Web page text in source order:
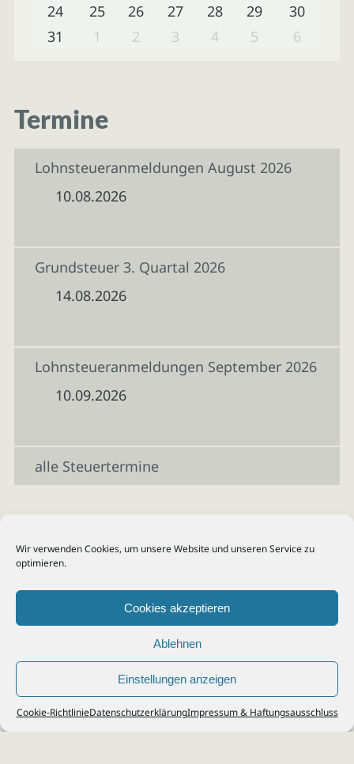
Wir verwenden Cookies, um unsere Website und unseren Service zu
optimieren.
Cookies akzeptieren
Ablehnen
Einstellungen anzeigen
Cookie-RichtlinieDatenschutzerklärungImpressum & Haftungsausschluss
24
25 26 27 28 29
30
31
1 2 3 4 5 6
Termine
Lohnsteueranmeldungen August 2026
10.08.2026
Grundsteuer 3. Quartal 2026
14.08.2026
Lohnsteueranmeldungen September 2026
10.09.2026
alle Steuertermine
© 2026Steuerberater Kempf, Köln - Steuerberatung Poll, Porz, Deutz, Mülheim,